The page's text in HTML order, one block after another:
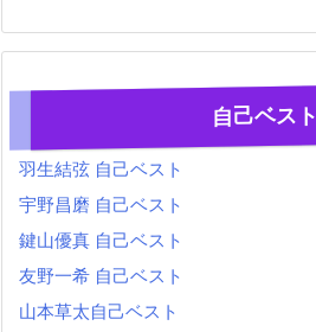
自己ベスト
羽生結弦 自己ベスト
宇野昌磨 自己ベスト
鍵山優真 自己ベスト
友野一希 自己ベスト
山本草太自己ベスト